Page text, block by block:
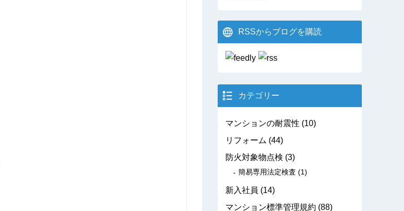
RSSからブログを購読
カテゴリー
マンションの耐震性 (10)
リフォーム (44)
防火対象物点検 (3)
簡易専用法定検査 (1)
新入社員 (14)
マンション標準管理規約 (88)